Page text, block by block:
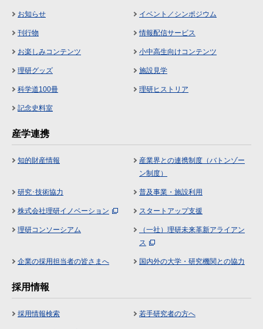
お知らせ イベント／シンポジウム
刊行物 情報配信サービス
お楽しみコンテンツ 小中高生向けコンテンツ
理研グッズ 施設見学
科学道100冊 理研ヒストリア
記念史料室
産学連携
知的財産情報
産業界との連携制度（バトンゾー
ン制度）
研究･技術協力 普及事業・施設利用
株式会社理研イノベーション スタートアップ支援
理研コンソーシアム
（一社）理研未来革新アライアン
ス
企業の採用担当者の皆さまへ 国内外の大学・研究機関との協力
採用情報
採用情報検索 若手研究者の方へ